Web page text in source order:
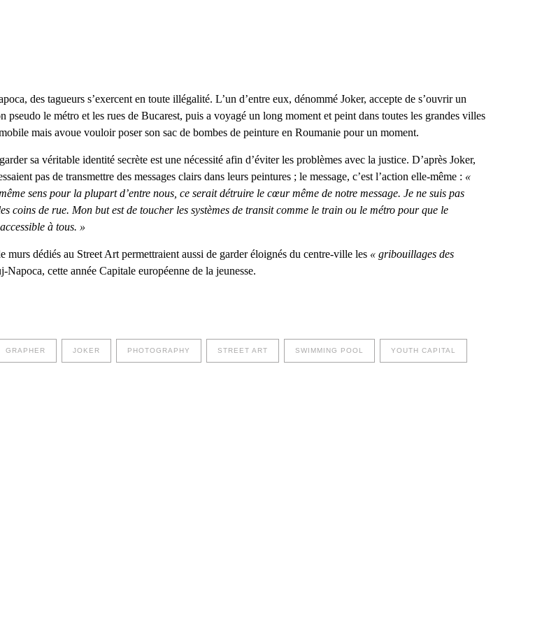
des tagueurs s’exercent en toute illégalité. L’un d’entre eux, dénommé Joker, accepte de s’ouvrir un
pseudo le métro et les rues de Bucarest, puis a voyagé un long moment et peint dans toutes les grandes villes
mais avoue vouloir poser son sac de bombes de peinture en Roumanie pour un moment.
sa véritable identité secrète est une nécessité afin d’éviter les problèmes avec la justice. D’après Joker,
pas de transmettre des messages clairs dans leurs peintures ; le message, c’est l’action elle-même : «
sens pour la plupart d’entre nous, ce serait détruire le cœur même de notre message. Je ne suis pas
coins de rue. Mon but est de toucher les systèmes de transit comme le train ou le métro pour que le
à tous. »
murs dédiés au Street Art permettraient aussi de garder éloignés du centre-ville les « gribouillages des
Napoca, cette année Capitale européenne de la jeunesse.
GRAPHER JOKER PHOTOGRAPHY STREET ART SWIMMING POOL YOUTH CAPITAL